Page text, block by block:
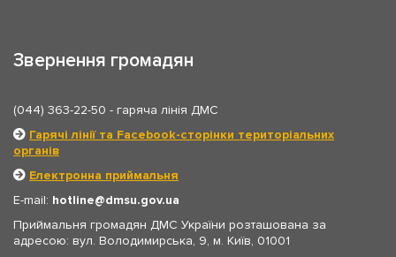
Звернення громадян
(044) 363-22-50 - гаряча лінія ДМС
Гарячі лінії та Facebook-сторінки територіальних
органів
Електронна приймальня
E-mail: hotline
dmsu.gov.ua
Приймальня громадян ДМС України розташована за
адресою: вул. Володимирська, 9, м. Київ, 01001